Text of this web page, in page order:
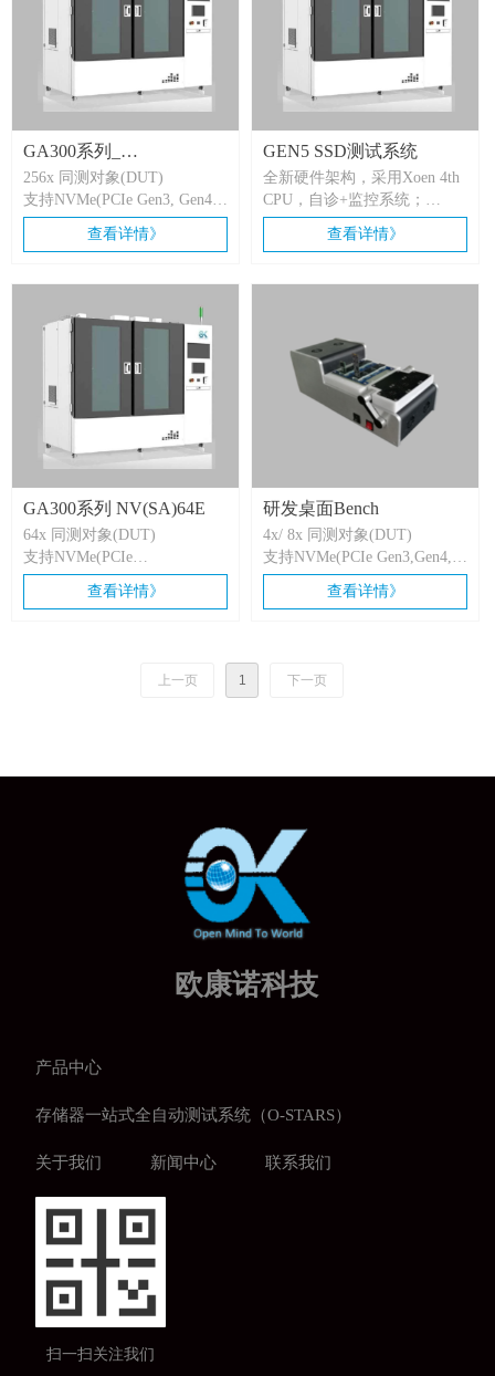
GA300系列_
NV(SA)256BI
256x 同测对象(DUT)
支持NVMe(PCIe Gen3, Gen4,
Gen5), SATA/SAS
支持多种接口规格 AIC、
SATA/SAS
查看详情》
GEN5 SSD测试系统
全新硬件架构，采用Xoen 4th
CPU，自诊+监控系统；
支持32GT/s，；
电流电压测试精度：16bit
1mV；
查看详情》
GA300系列 NV(SA)64E
64x 同测对象(DUT)
支持NVMe(PCIe
Gen3,Gen4,Gen5)，
SATA/SAS(不同机台型号)
查看详情》
研发桌面Bench
4x/ 8x 同测对象(DUT)
支持NVMe(PCIe Gen3,Gen4,
Gen5)，SATA/SAS
查看详情》
上一页 1 下一页
欧康诺科技
产品中心
存储器一站式全自动测试系统（O-STARS）
关于我们 新闻中心 联系我们
扫一扫关注我们